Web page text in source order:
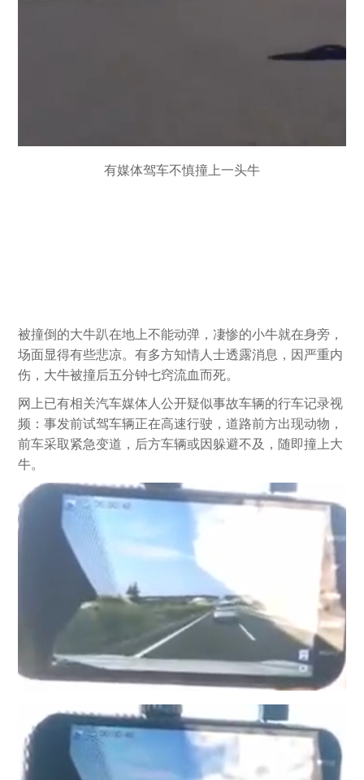
有媒体驾车不慎撞上一头牛
被撞倒的大牛趴在地上不能动弹，凄惨的小牛就在身旁，
场面显得有些悲凉。有多方知情人士透露消息，因严重内
伤，大牛被撞后五分钟七窍流血而死。
网上已有相关汽车媒体人公开疑似事故车辆的行车记录视
频：事发前试驾车辆正在高速行驶，道路前方出现动物，
前车采取紧急变道，后方车辆或因躲避不及，随即撞上大
牛。